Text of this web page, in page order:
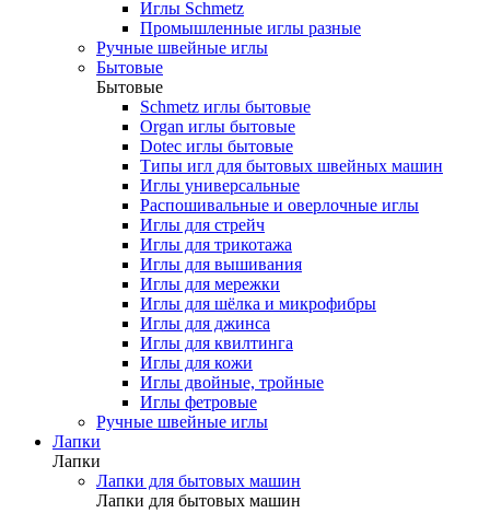
Иглы Schmetz
Промышленные иглы разные
Ручные швейные иглы
Бытовые
Бытовые
Schmetz иглы бытовые
Organ иглы бытовые
Dotec иглы бытовые
Типы игл для бытовых швейных машин
Иглы универсальные
Распошивальные и оверлочные иглы
Иглы для стрейч
Иглы для трикотажа
Иглы для вышивания
Иглы для мережки
Иглы для шёлка и микрофибры
Иглы для джинса
Иглы для квилтинга
Иглы для кожи
Иглы двойные, тройные
Иглы фетровые
Ручные швейные иглы
Лапки
Лапки
Лапки для бытовых машин
Лапки для бытовых машин